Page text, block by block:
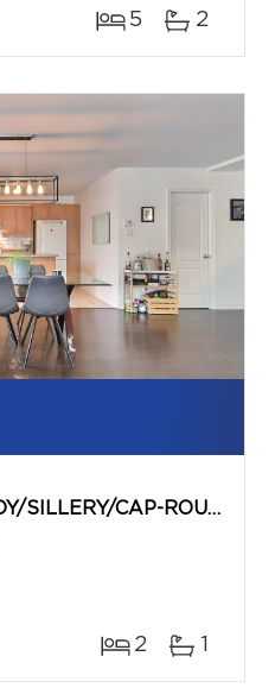
5 2
QUÉBEC (SAINTE-FOY/SILLERY/CAP-ROUGE)
2 1